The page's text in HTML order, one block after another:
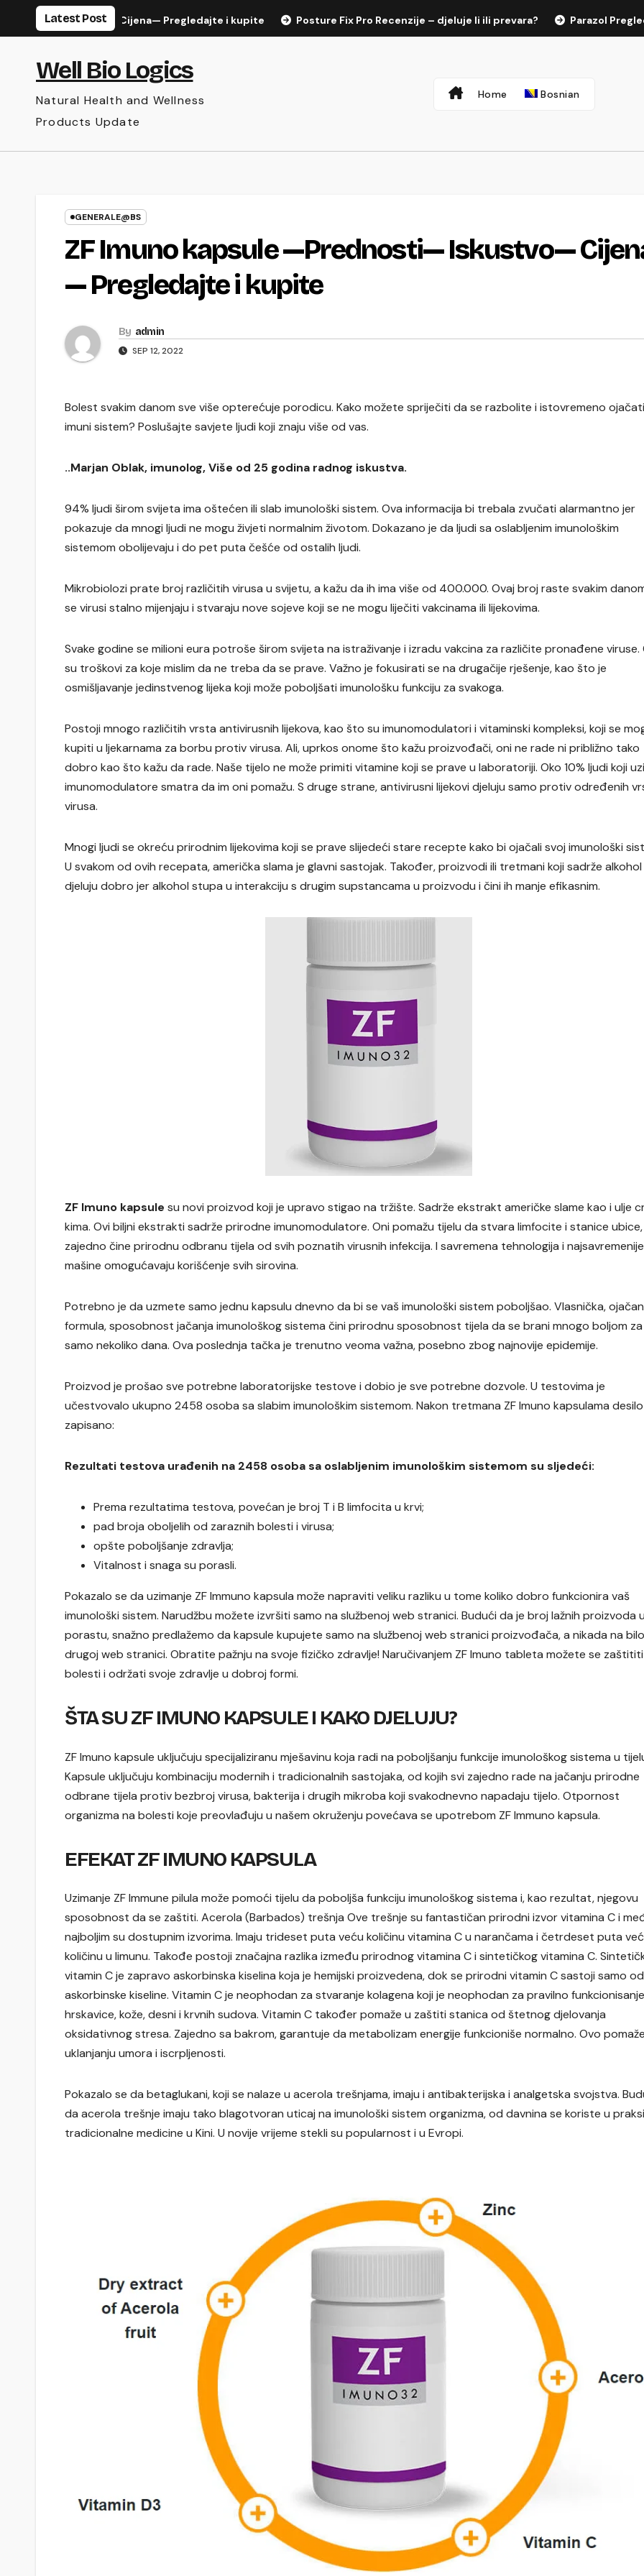
Latest Post
Iskustvo— Cijena— Pregledajte i kupite Posture Fix Pro Recenzije – djeluje li ili prevara? Parazol Pregled – da li
Well Bio Logics
Natural Health and Wellness
Products Update
Home Bosnian
GENERALE@BS
ZF Imuno kapsule —Prednosti— Iskustvo—
— Pregledajte i kupite
By admin
SEP 12, 2022
Bolest svakim danom sve više opterećuje porodicu. Kako možete spriječiti da se razbolite i istovremeno
imuni sistem? Poslušajte savjete ljudi koji znaju više od vas.
..Marjan Oblak, imunolog, Više od 25 godina radnog iskustva.
94% ljudi širom svijeta ima oštećen ili slab imunološki sistem. Ova informacija bi trebala zvučati alarmantno jer
pokazuje da mnogi ljudi ne mogu živjeti normalnim životom. Dokazano je da ljudi sa oslabljenim imunološkim
sistemom obolijevaju i do pet puta češće od ostalih ljudi.
Mikrobiolozi prate broj različitih virusa u svijetu, a kažu da ih ima više od 400.000. Ovaj broj raste svakim
se virusi stalno mijenjaju i stvaraju nove sojeve koji se ne mogu liječiti vakcinama ili lijekovima.
Svake godine se milioni eura potroše širom svijeta na istraživanje i izradu vakcina za različite pronađene viruse.
su troškovi za koje mislim da ne treba da se prave. Važno je fokusirati se na drugačije rješenje, kao što je
osmišljavanje jedinstvenog lijeka koji može poboljšati imunološku funkciju za svakoga.
Postoji mnogo različitih vrsta antivirusnih lijekova, kao što su imunomodulatori i vitaminski kompleksi, koji se
kupiti u ljekarnama za borbu protiv virusa. Ali, uprkos onome što kažu proizvođači, oni ne rade ni približno tako
dobro kao što kažu da rade. Naše tijelo ne može primiti vitamine koji se prave u laboratoriji. Oko 10% ljudi koji
imunomodulatore smatra da im oni pomažu. S druge strane, antivirusni lijekovi djeluju samo protiv određenih
virusa.
Mnogi ljudi se okreću prirodnim lijekovima koji se prave slijedeći stare recepte kako bi ojačali svoj imunološki
U svakom od ovih recepata, američka slama je glavni sastojak. Također, proizvodi ili tretmani koji sadrže alkohol
djeluju dobro jer alkohol stupa u interakciju s drugim supstancama u proizvodu i čini ih manje efikasnim.
ZF Imuno kapsule su novi proizvod koji je upravo stigao na tržište. Sadrže ekstrakt američke slame kao i ulje
kima. Ovi biljni ekstrakti sadrže prirodne imunomodulatore. Oni pomažu tijelu da stvara limfocite i stanice ubice,
zajedno čine prirodnu odbranu tijela od svih poznatih virusnih infekcija. I savremena tehnologija i najsavremenije
mašine omogućavaju korišćenje svih sirovina.
Potrebno je da uzmete samo jednu kapsulu dnevno da bi se vaš imunološki sistem poboljšao. Vlasnička,
formula, sposobnost jačanja imunološkog sistema čini prirodnu sposobnost tijela da se brani mnogo boljom za
samo nekoliko dana. Ova poslednja tačka je trenutno veoma važna, posebno zbog najnovije epidemije.
Proizvod je prošao sve potrebne laboratorijske testove i dobio je sve potrebne dozvole. U testovima je
učestvovalo ukupno 2458 osoba sa slabim imunološkim sistemom. Nakon tretmana ZF Imuno kapsulama
zapisano:
Rezultati testova urađenih na 2458 osoba sa oslabljenim imunološkim sistemom su sljedeći:
Prema rezultatima testova, povećan je broj T i B limfocita u krvi;
pad broja oboljelih od zaraznih bolesti i virusa;
opšte poboljšanje zdravlja;
Vitalnost i snaga su porasli.
Pokazalo se da uzimanje ZF Immuno kapsula može napraviti veliku razliku u tome koliko dobro funkcionira vaš
imunološki sistem. Narudžbu možete izvršiti samo na službenoj web stranici. Budući da je broj lažnih proizvoda u
porastu, snažno predlažemo da kapsule kupujete samo na službenoj web stranici proizvođača, a nikada na
drugoj web stranici. Obratite pažnju na svoje fizičko zdravlje! Naručivanjem ZF Imuno tableta možete se
bolesti i održati svoje zdravlje u dobroj formi.
ŠTA SU ZF IMUNO KAPSULE I KAKO DJELUJU?
ZF Imuno kapsule uključuju specijaliziranu mješavinu koja radi na poboljšanju funkcije imunološkog sistema u
Kapsule uključuju kombinaciju modernih i tradicionalnih sastojaka, od kojih svi zajedno rade na jačanju prirodne
odbrane tijela protiv bezbroj virusa, bakterija i drugih mikroba koji svakodnevno napadaju tijelo. Otpornost
organizma na bolesti koje preovlađuju u našem okruženju povećava se upotrebom ZF Immuno kapsula.
EFEKAT ZF IMUNO KAPSULA
Uzimanje ZF Immune pilula može pomoći tijelu da poboljša funkciju imunološkog sistema i, kao rezultat, njegovu
sposobnost da se zaštiti. Acerola (Barbados) trešnja Ove trešnje su fantastičan prirodni izvor vitamina C i
najboljim su dostupnim izvorima. Imaju trideset puta veću količinu vitamina C u narančama i četrdeset puta
količinu u limunu. Takođe postoji značajna razlika između prirodnog vitamina C i sintetičkog vitamina C.
vitamin C je zapravo askorbinska kiselina koja je hemijski proizvedena, dok se prirodni vitamin C sastoji samo od
askorbinske kiseline. Vitamin C je neophodan za stvaranje kolagena koji je neophodan za pravilno funkcionisanje
hrskavice, kože, desni i krvnih sudova. Vitamin C također pomaže u zaštiti stanica od štetnog djelovanja
oksidativnog stresa. Zajedno sa bakrom, garantuje da metabolizam energije funkcioniše normalno. Ovo
uklanjanju umora i iscrpljenosti.
Pokazalo se da betaglukani, koji se nalaze u acerola trešnjama, imaju i antibakterijska i analgetska svojstva.
da acerola trešnje imaju tako blagotvoran uticaj na imunološki sistem organizma, od davnina se koriste u praksi
tradicionalne medicine u Kini. U novije vrijeme stekli su popularnost i u Evropi.